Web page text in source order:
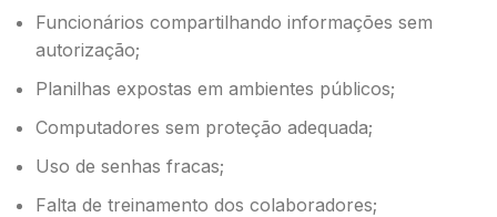
Funcionários compartilhando informações sem
autorização;
Planilhas expostas em ambientes públicos;
Computadores sem proteção adequada;
Uso de senhas fracas;
Falta de treinamento dos colaboradores;